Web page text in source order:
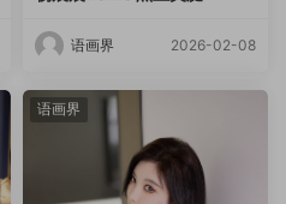
语画界 2026-02-08
语画界